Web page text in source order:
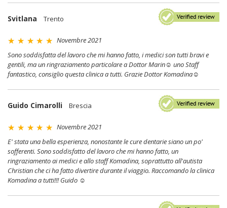
Svitlana Trento
Novembre 2021
Sono soddisfatta del lavoro che mi hanno fatto, i medici son tutti bravi e
gentili, ma un ringraziamento particolare a Dottor Marin☺ uno Staff
fantastico, consiglio questa clinica a tutti. Grazie Dottor Komadina☺
Guido Cimarolli Brescia
Novembre 2021
E' stata una bella esperienza, nonostante le cure dentarie siano un po'
sofferenti. Sono soddisfatto del lavoro che mi hanno fatto, un
ringraziamento ai medici e allo staff Komadina, soprattutto all'autista
Christian che ci ha fatto divertire durante il viaggio. Raccomando la clinica
Komadina a tutti!!! Guido ☺